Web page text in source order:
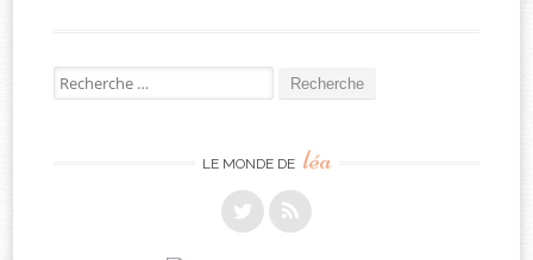
Recherche
pour:
LE MONDE DE léa